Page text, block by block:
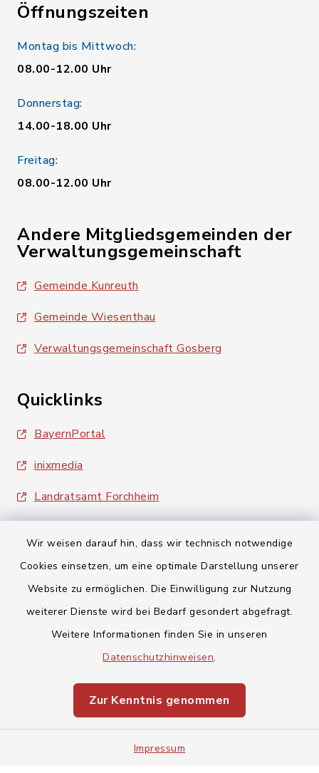
Wir weisen darauf hin, dass wir technisch notwendige
Cookies einsetzen, um eine optimale Darstellung unserer
Website zu ermöglichen. Die Einwilligung zur Nutzung
weiterer Dienste wird bei Bedarf gesondert abgefragt.
Weitere Informationen finden Sie in unseren
Datenschutzhinweisen.
Zur Kenntnis genommen
Impressum
Öffnungszeiten
Montag bis Mittwoch:
08.00-12.00 Uhr
Donnerstag:
14.00-18.00 Uhr
Freitag:
08.00-12.00 Uhr
Andere Mitgliedsgemeinden der
Verwaltungsgemeinschaft
Gemeinde Kunreuth
Gemeinde Wiesenthau
Verwaltungsgemeinschaft Gosberg
Quicklinks
BayernPortal
inixmedia
Landratsamt Forchheim
Barrierefreiheit
Impressum
Sitemap